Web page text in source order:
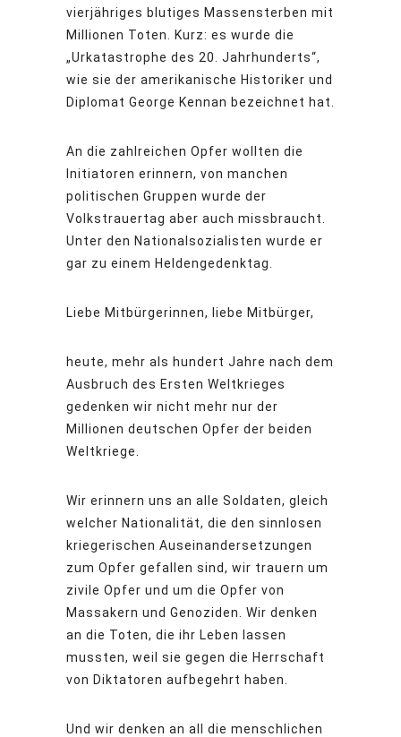
vierjähriges blutiges Massensterben mit
Millionen Toten. Kurz: es wurde die
„Urkatastrophe des 20. Jahrhunderts“,
wie sie der amerikanische Historiker und
Diplomat George Kennan bezeichnet hat.
An die zahlreichen Opfer wollten die
Initiatoren erinnern, von manchen
politischen Gruppen wurde der
Volkstrauertag aber auch missbraucht.
Unter den Nationalsozialisten wurde er
gar zu einem Heldengedenktag.
Liebe Mitbürgerinnen, liebe Mitbürger,
heute, mehr als hundert Jahre nach dem
Ausbruch des Ersten Weltkrieges
gedenken wir nicht mehr nur der
Millionen deutschen Opfer der beiden
Weltkriege.
Wir erinnern uns an alle Soldaten, gleich
welcher Nationalität, die den sinnlosen
kriegerischen Auseinandersetzungen
zum Opfer gefallen sind, wir trauern um
zivile Opfer und um die Opfer von
Massakern und Genoziden. Wir denken
an die Toten, die ihr Leben lassen
mussten, weil sie gegen die Herrschaft
von Diktatoren aufbegehrt haben.
Und wir denken an all die menschlichen